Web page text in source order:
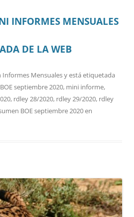
INFORMES MENSUALES
DE LA WEB
Informes Mensualesy está etiquetada
septiembre 2020, mini informe,
, rdley 28/2020, rdley 29/2020, rdley
BOE septiembre 2020en